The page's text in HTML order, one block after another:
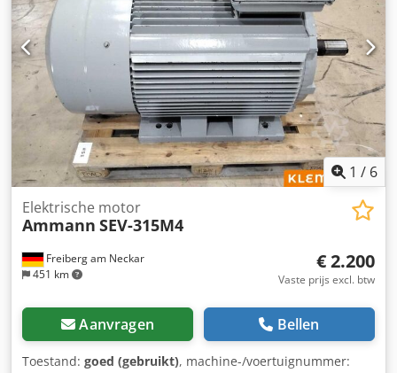
1 / 6
Freiberg am Neckar
451 km
Elektrische motor
Ammann SEV-315M4
€ 2.200
Vaste prijs excl. btw
Aanvragen Bellen
Toestand: goed (gebruikt), machine-/voertuignummer: